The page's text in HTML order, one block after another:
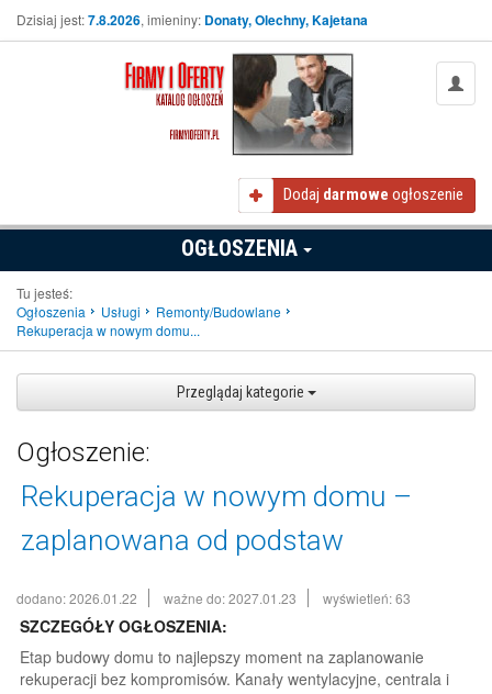
Dzisiaj jest:7.8.2026, imieniny: Donaty, Olechny, Kajetana
Dodaj darmowe ogłoszenie
OGŁOSZENIA
Tu jesteś:
Ogłoszenia
Usługi
Remonty/Budowlane
Rekuperacja w nowym domu...
Przeglądaj kategorie
Ogłoszenie:
Rekuperacja w nowym domu –
zaplanowana od podstaw
dodano: 2026.01.22 ważne do: 2027.01.23 wyświetleń: 63
SZCZEGÓŁY OGŁOSZENIA:
Etap budowy domu to najlepszy moment na zaplanowanie
rekuperacji bez kompromisów. Kanały wentylacyjne, centrala i